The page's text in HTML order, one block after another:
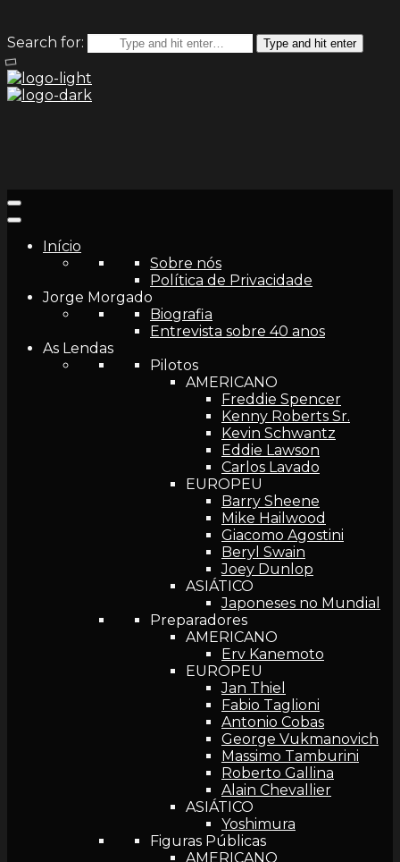
Search for: Type and hit enter
Início
Sobre nós
Política de Privacidade
Jorge Morgado
Biografia
Entrevista sobre 40 anos
As Lendas
Pilotos
AMERICANO
Freddie Spencer
Kenny Roberts Sr.
Kevin Schwantz
Eddie Lawson
Carlos Lavado
EUROPEU
Barry Sheene
Mike Hailwood
Giacomo Agostini
Beryl Swain
Joey Dunlop
ASIÁTICO
Japoneses no Mundial
Preparadores
AMERICANO
Erv Kanemoto
EUROPEU
Jan Thiel
Fabio Taglioni
Antonio Cobas
George Vukmanovich
Massimo Tamburini
Roberto Gallina
Alain Chevallier
ASIÁTICO
Yoshimura
Figuras Públicas
AMERICANO